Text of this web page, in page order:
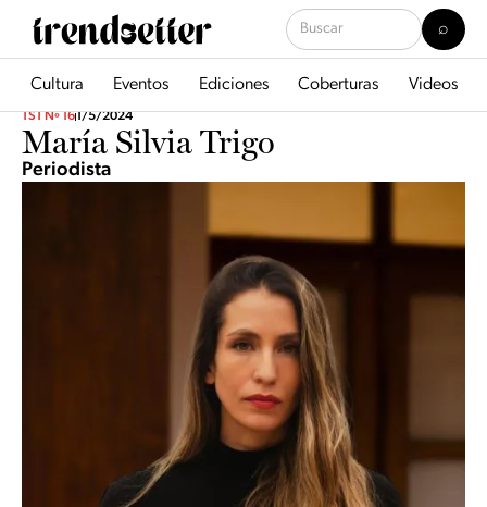
Cultura Eventos Ediciones Coberturas Videos
TST Nº 161/5/2024
María Silvia Trigo
Periodista